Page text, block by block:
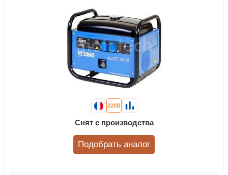
220В
Снят с производства
Подобрать аналог